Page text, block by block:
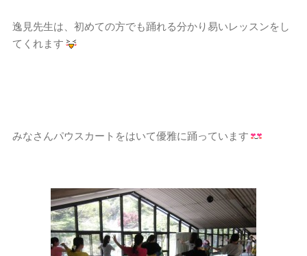
逸見先生は、初めての方でも踊れる分かり易いレッスンをし
てくれます
みなさんパウスカートをはいて優雅に踊っています